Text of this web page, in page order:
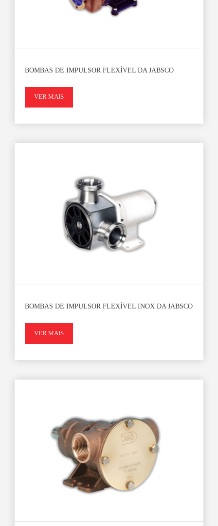
BOMBAS DE IMPULSOR FLEXÍVEL DA JABSCO
VER MAIS
BOMBAS DE IMPULSOR FLEXÍVEL INOX DA JABSCO
VER MAIS